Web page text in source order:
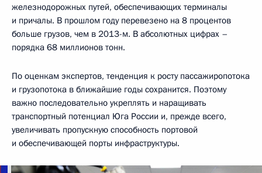
железнодорожных путей, обеспечивающих терминалы
и причалы. В прошлом году перевезено на 8 процентов
больше грузов, чем в 2013-м. В абсолютных цифрах –
порядка 68 миллионов тонн.
По оценкам экспертов, тенденция к росту пассажиропотока
и грузопотока в ближайшие годы сохранится. Поэтому
важно последовательно укреплять и наращивать
транспортный потенциал Юга России и, прежде всего,
увеличивать пропускную способность портовой
и обеспечивающей порты инфраструктуры.